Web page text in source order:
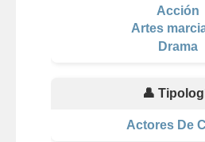
Acción
Artes
Drama
👤
Actores De